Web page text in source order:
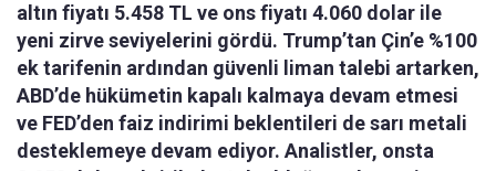
altın fiyatı 5.458 TL ve ons fiyatı 4.060 dolar ile
yeni zirve seviyelerini gördü. Trump’tan Çin’e %100
ek tarifenin ardından güvenli liman talebi artarken,
ABD’de hükümetin kapalı kalmaya devam etmesi
ve FED’den faiz indirimi beklentileri de sarı metali
desteklemeye devam ediyor. Analistler, onsta